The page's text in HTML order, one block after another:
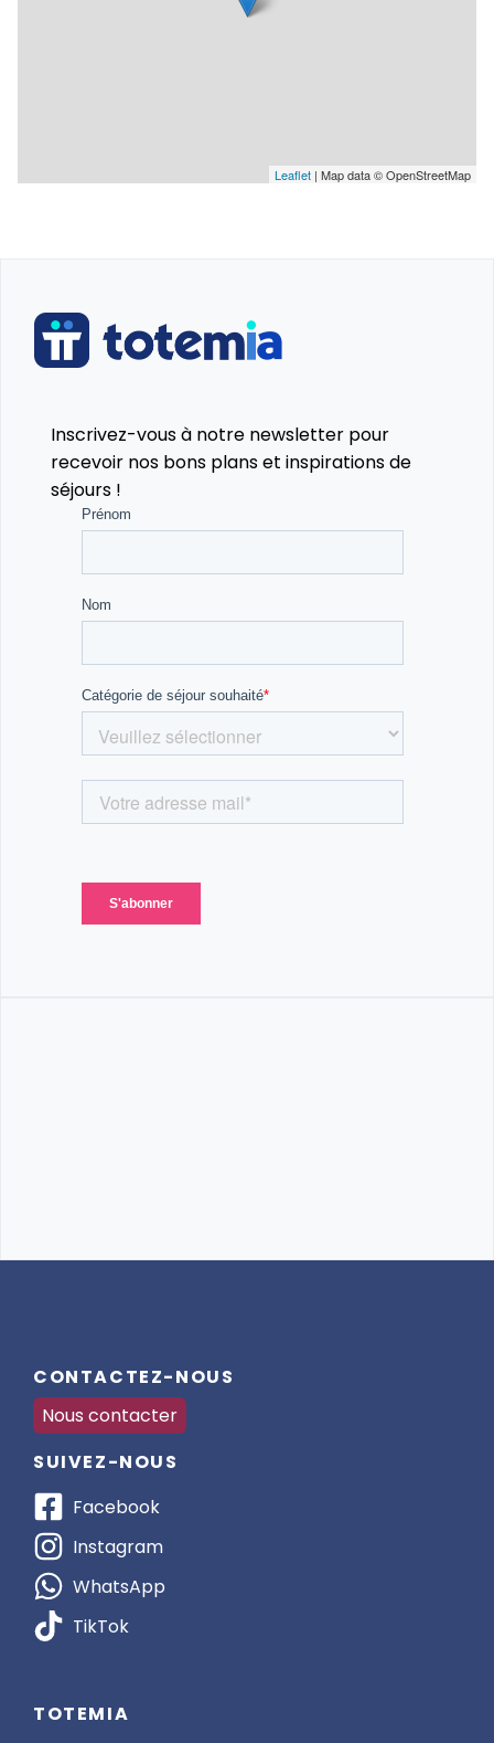
Leaflet | Map data © OpenStreetMap
Inscrivez-vous à notre newsletter pour
recevoir nos bons plans et inspirations de
séjours !
CONTACTEZ-NOUS
Nous contacter
SUIVEZ-NOUS
Facebook
Instagram
WhatsApp
TikTok
TOTEMIA